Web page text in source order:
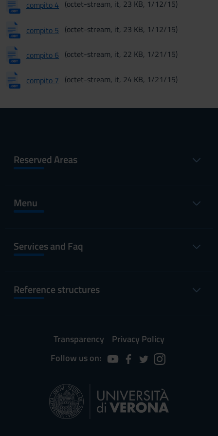
compito 4 (octet-stream, it, 23 KB, 1/12/15)
compito 5 (octet-stream, it, 23 KB, 1/12/15)
compito 6 (octet-stream, it, 22 KB, 1/21/15)
compito 7 (octet-stream, it, 24 KB, 1/21/15)
Reserved Areas
Menu
Services and Faq
Reference structures
Transparency
Privacy Policy
Follow us on: